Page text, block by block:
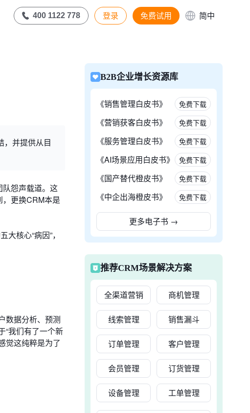
400 1122 778 登录 免费试用 简中
，并提供从目
队怨声载道。这
，更换CRM本是
核心“病因”，
数据分析、预测
“我们有了一个新
觉这纯粹是为了
B2B企业增长资源库
《销售管理白皮书》 免费下载
《营销获客白皮书》 免费下载
《服务管理白皮书》 免费下载
《AI场景应用白皮书》 免费下载
《国产替代橙皮书》 免费下载
《中企出海橙皮书》 免费下载
更多电子书 →
推荐CRM场景解决方案
全渠道营销 商机管理
线索管理 销售漏斗
订单管理 客户管理
会员管理 订货管理
设备管理 工单管理